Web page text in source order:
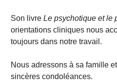
Son livreLe psychotique et le
orientations cliniques nous
toujours dans notre travail.
Nous adressons à sa famille
sincères condoléances.